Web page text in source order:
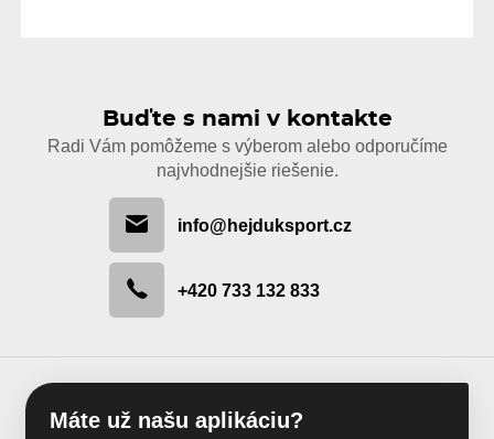
Buďte s nami v kontakte
Radi Vám pomôžeme s výberom alebo odporučíme
najvhodnejšie riešenie.
info@hejduksport.cz
+420 733 132 833
Máte už našu aplikáciu?